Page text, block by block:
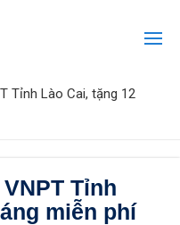
Tỉnh Lào Cai, tặng 12
Tỉnh
miễn phí